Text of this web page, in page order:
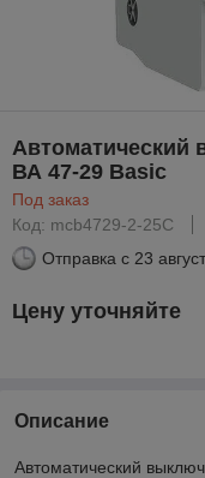
Автоматический
ВА 47-29 Basic
Под заказ
Код: mcb4729-2-25C
Отправка с 23
Цену уточняйте
Описание
Автоматический